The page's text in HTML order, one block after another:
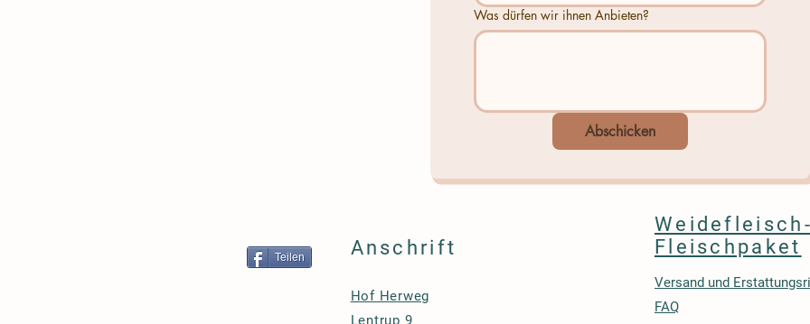
Was dürfen wir ihnen Anbieten?
Abschicken
Teilen Anschrift
Hof Herweg
Lentrup 9
Weidefleisch-
Fleischpaket
Versand und
FAQ